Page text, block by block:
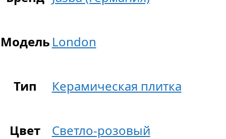
Модель London
Тип Керамическая плитка
Цвет Светло-розовый